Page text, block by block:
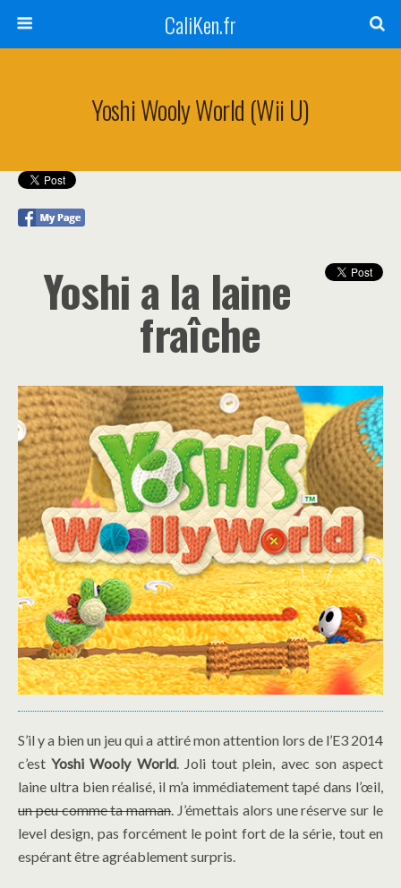
CaliKen.fr
Yoshi Wooly World (Wii U)
Yoshi a la laine
fraîche
S’il y a bien un jeu qui a attiré mon attention lors de l’E3 2014
c’estYoshi Wooly World. Joli tout plein, avec son aspect
laine ultra bien réalisé, il m’a immédiatement tapé dans l’œil,
un peu comme ta maman. J’émettais alors une réserve sur le
level design, pas forcément le point fort de la série, tout en
espérant être agréablement surpris.